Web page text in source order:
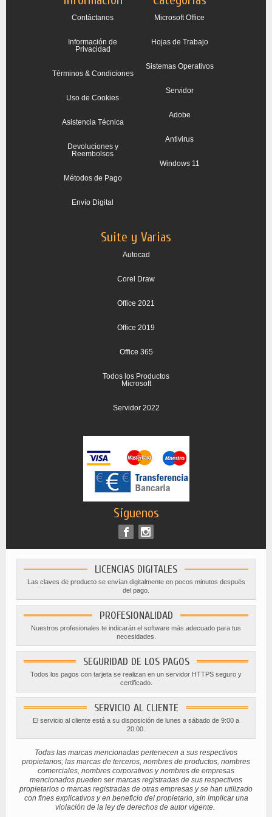
Contáctanos
Información de
Privacidad
Términos & Condiciones
Uso de Cookies
Asistencia Técnica
Devoluciones y
Reembolsos
Métodos de Pago
Envío Digital
Microsoft Office
Hojas de Trabajo
Sistemas Operativos
Servidor
Adobe
Antivirus
Windows 11
Suite y Varias
Autocad
Corel Draw
Office 2021
Office 2019
Office 365
Todos los Productos
Microsoft
Servidor 2022
Síguenos
LICENCIAS DIGITALES
Las claves de producto se envían digitalmente en pocos minutos después
del pago.
PROFESIONALIDAD
Nuestros profesionales te indicarán el software más adecuado para tus
necesidades.
SEGURIDAD DE LOS PAGOS
Todos los pagos con tarjeta se realizan en un servidor HTTPS seguro y
certificado.
SERVICIO AL CLIENTE
El servicio al cliente está a su disposición de lunes a sábado de 9:00 a
20:00.
Todas las marcas mencionadas pertenecen a sus respectivos
propietarios; las marcas de terceros, nombres de productos, nombres
comerciales, nombres corporativos y nombres de empresas
mencionados pueden ser marcas registradas de sus respectivos
propietarios o marcas registradas de otras empresas y se han utilizado
con fines explicativos y en beneficio del propietario, sin implicar una
violación de la ley de derechos de autor vigente.